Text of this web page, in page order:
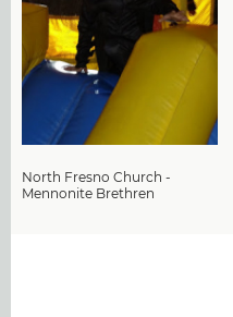
North Fresno Church -
Mennonite Brethren